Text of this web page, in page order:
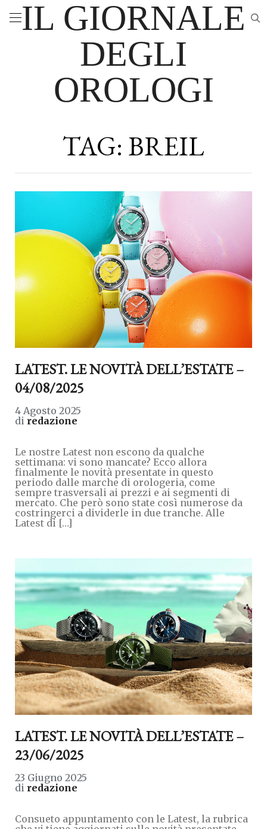
IL GIORNALE
DEGLI
OROLOGI
TAG: BREIL
LATEST. LE NOVITÀ DELL’ESTATE –
04/08/2025
4 Agosto 2025
di redazione
Le nostre Latest non escono da qualche
settimana: vi sono mancate? Ecco allora
finalmente le novità presentate in questo
periodo dalle marche di orologeria, come
sempre trasversali ai prezzi e ai segmenti di
mercato. Che però sono state così numerose da
costringerci a dividerle in due tranche. Alle
Latest di […]
LATEST. LE NOVITÀ DELL’ESTATE –
23/06/2025
23 Giugno 2025
di redazione
Consueto appuntamento con le Latest, la rubrica